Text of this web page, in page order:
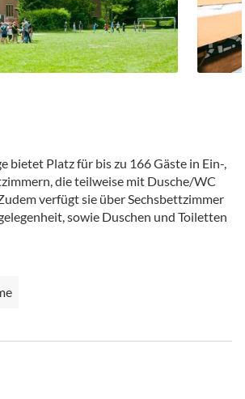
bietet Platz für bis zu 166 Gäste in Ein-,
die teilweise mit Dusche/WC
verfügt sie über Sechsbettzimmer
sowie Duschen und Toiletten